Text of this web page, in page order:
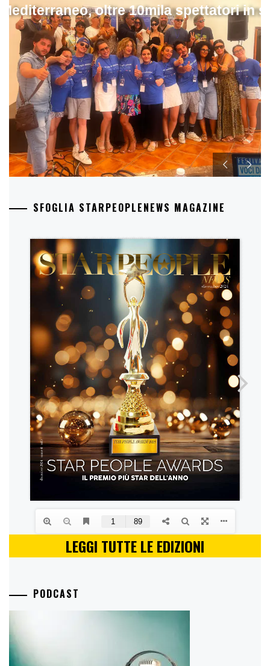
oltre 10mila spettatori in
SFOGLIA STARPEOPLENEWS MAGAZINE
LEGGI TUTTE LE EDIZIONI
PODCAST